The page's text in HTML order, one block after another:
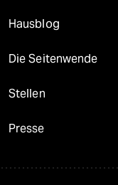
Hausblog
Die Seitenwende
Stellen
Presse